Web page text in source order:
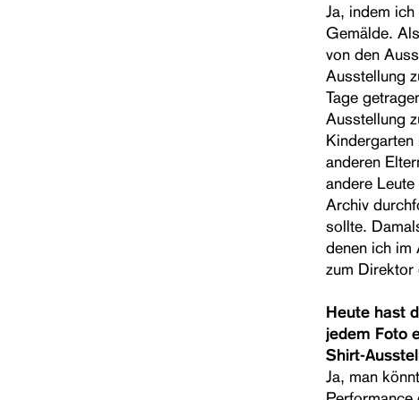
Ja, indem
Gemälde.
von den
Ausstellung
Tage
Ausstellung
Kindergarten
anderen
andere
Archiv
sollte.
denen ich im
zum Direktor
Heute hast
jedem Foto
Shirt-
Ja, man